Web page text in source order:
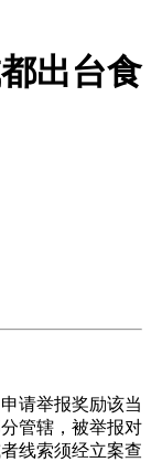
出台食
请举报奖励该当
管辖，被举报对
线索须经立案查